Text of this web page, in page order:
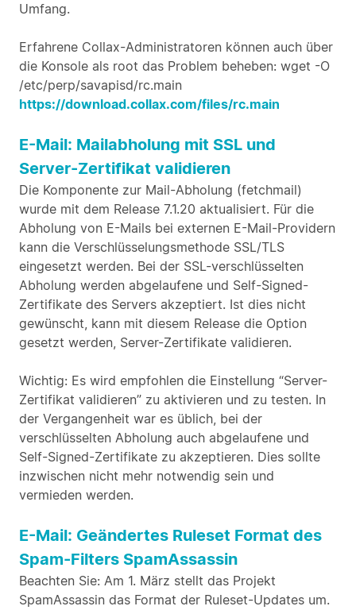
Umfang.
Erfahrene Collax-Administratoren können auch über
die Konsole als root das Problem beheben: wget -O
/etc/perp/savapisd/rc.main
https://download.collax.com/files/rc.main
E-Mail: Mailabholung mit SSL und
Server-Zertifikat validieren
Die Komponente zur Mail-Abholung (fetchmail)
wurde mit dem Release 7.1.20 aktualisiert. Für die
Abholung von E-Mails bei externen E-Mail-Providern
kann die Verschlüsselungsmethode SSL/TLS
eingesetzt werden. Bei der SSL-verschlüsselten
Abholung werden abgelaufene und Self-Signed-
Zertifikate des Servers akzeptiert. Ist dies nicht
gewünscht, kann mit diesem Release die Option
gesetzt werden, Server-Zertifikate validieren.
Wichtig: Es wird empfohlen die Einstellung “Server-
Zertifikat validieren” zu aktivieren und zu testen. In
der Vergangenheit war es üblich, bei der
verschlüsselten Abholung auch abgelaufene und
Self-Signed-Zertifikate zu akzeptieren. Dies sollte
inzwischen nicht mehr notwendig sein und
vermieden werden.
E-Mail: Geändertes Ruleset Format des
Spam-Filters SpamAssassin
Beachten Sie: Am 1. März stellt das Projekt
SpamAssassin das Format der Ruleset-Updates um.